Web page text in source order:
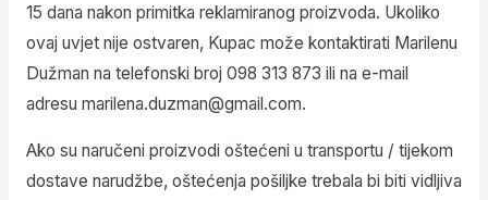
15 dana nakon primitka reklamiranog proizvoda. Ukoliko
ovaj uvjet nije ostvaren, Kupac može kontaktirati Marilenu
Dužman na telefonski broj 098 313 873 ili na e-mail
adresu marilena.duzman@gmail.com.
Ako su naručeni proizvodi oštećeni u transportu / tijekom
dostave narudžbe, oštećenja pošiljke trebala bi biti vidljiva